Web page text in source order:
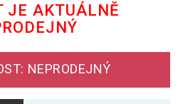
JE AKTUÁLNĚ
NEPRODEJNÝ